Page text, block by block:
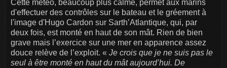
Cette météo, beaucoup plus calme, permet aux marins
d'effectuer des contrôles sur le bateau et le gréement à
l'image d'Hugo Cardon sur Sarth’Atlantique, qui, par
deux fois, est monté en haut de son mât. Rien de bien
grave mais l’exercice sur une mer en apparence assez
douce relève de l’exploit. « Je crois que je ne suis pas le
seul à être monté en haut du mât aujourd’hui. De